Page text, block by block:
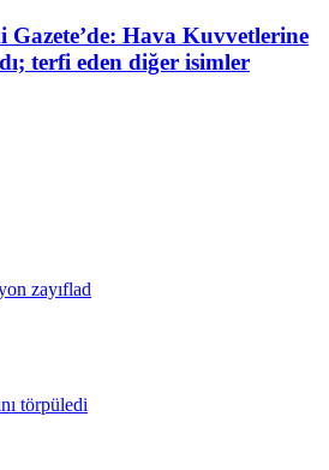
Gazete’de: Hava Kuvvetlerine
terfi eden diğer isimler
zayıflad
törpüledi